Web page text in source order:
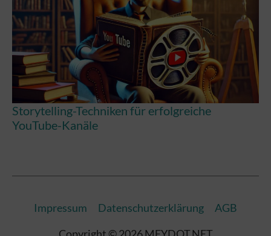
Storytelling-Techniken für erfolgreiche
YouTube-Kanäle
Impressum Datenschutzerklärung
AGB